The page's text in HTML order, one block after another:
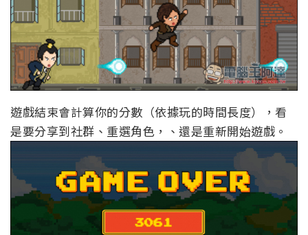
遊戲結束會計算你的分數（依據玩的時間長度），看
是要分享到社群、重選角色，、還是重新開始遊戲。